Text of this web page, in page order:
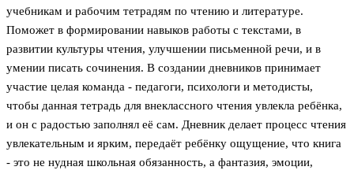
учебникам и рабочим тетрадям по чтению и литературе.
Поможет в формировании навыков работы с текстами, в
развитии культуры чтения, улучшении письменной речи, и в
умении писать сочинения. В создании дневников принимает
участие целая команда - педагоги, психологи и методисты,
чтобы данная тетрадь для внеклассного чтения увлекла ребёнка,
и он с радостью заполнял её сам. Дневник делает процесс чтения
увлекательным и ярким, передаёт ребёнку ощущение, что книга
- это не нудная школьная обязанность, а фантазия, эмоции,